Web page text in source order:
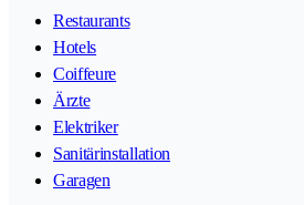
Restaurants
Hotels
Coiffeure
Ärzte
Elektriker
Sanitärinstallation
Garagen